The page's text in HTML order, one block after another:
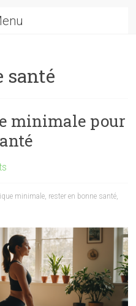
santé
minimale pour
minimale, rester en bonne santé,